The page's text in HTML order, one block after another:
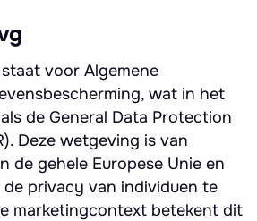
voor Algemene
wat in het
de General Data Protection
Deze wetgeving is van
de gehele Europese Unie en
privacy van individuen te
marketingcontext betekent dit